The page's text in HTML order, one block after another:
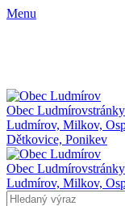
Menu
Obec Ludmírov
Ludmírov, Milkov,
Dětkovice, Ponikev
Obec Ludmírov
Ludmírov, Milkov,